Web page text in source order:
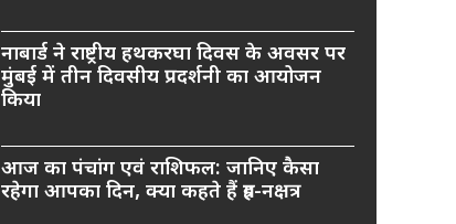
नाबार्ड ने राष्ट्रीय हथकरघा दिवस के अवसर पर
मुंबई में तीन दिवसीय प्रदर्शनी का आयोजन
किया
आज का पंचांग एवं राशिफल: जानिए कैसा
रहेगा आपका दिन, क्या कहते हैं ग्रह-नक्षत्र